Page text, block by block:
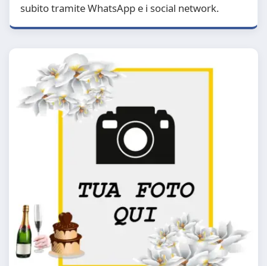
subito tramite WhatsApp e i social network.